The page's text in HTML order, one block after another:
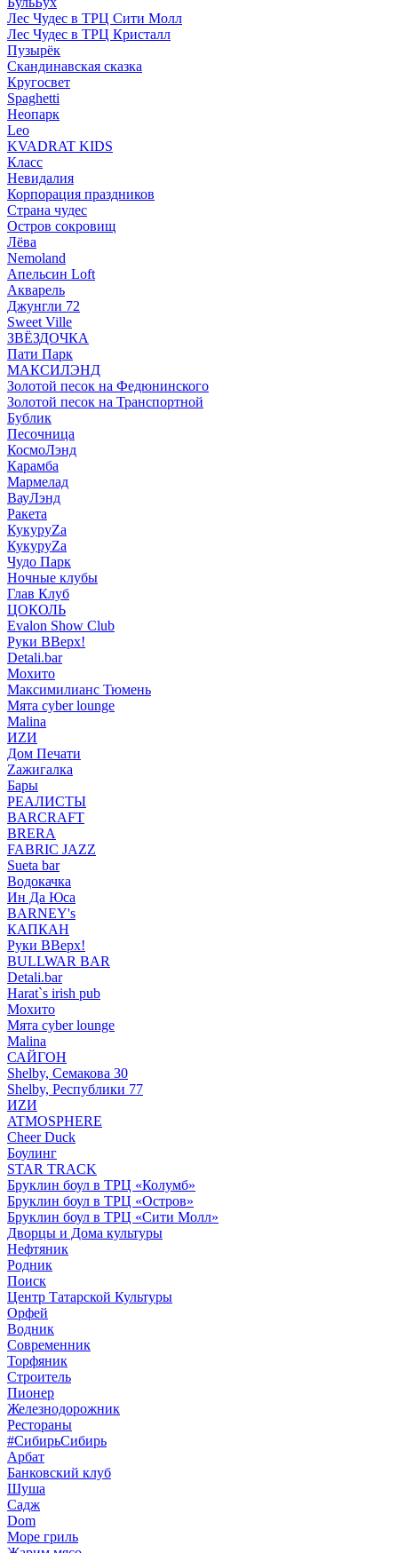
Лес Чудес в ТРЦ Сити Молл
Лес Чудес в ТРЦ Кристалл
Пузырëк
Скандинавская сказка
Кругосвет
Spaghetti
Неопарк
Leo
KVADRAT KIDS
Класс
Невидалия
Корпорация праздников
Страна чудес
Остров сокровищ
Лёва
Nemoland
Апельсин Loft
Акварель
Джунгли 72
Sweet Ville
ЗВЁЗДОЧКА
Пати Парк
МАКСИЛЭНД
Золотой песок на Федюнинского
Золотой песок на Транспортной
Бублик
Песочница
КосмоЛэнд
Карамба
Мармелад
ВауЛэнд
Ракета
КукуруZа
КукуруZа
Чудо Парк
Ночные клубы
Глав Клуб
ЦОКОЛЬ
Evalon Show Club
Руки ВВерх!
Detali.bar
Мохито
Максимилианс Тюмень
Мята cyber lounge
Malina
ИZИ
Дом Печати
Zажигалка
Бары
РЕАЛИСТЫ
BARCRAFT
BRERA
FABRIC JAZZ
Sueta bar
Водокачка
Ин Да Юса
BARNEY's
КАПКАН
Руки ВВерх!
BULLWAR BAR
Detali.bar
Harat`s irish pub
Мохито
Мята cyber lounge
Malina
САЙГОН
Shelby, Семакова 30
Shelby, Республики 77
ИZИ
ATMOSPHERE
Cheer Duck
Боулинг
STAR TRACK
Бруклин боул в ТРЦ «Колумб»
Бруклин боул в ТРЦ «Остров»
Бруклин боул в ТРЦ «Сити Молл»
Дворцы и Дома культуры
Нефтяник
Родник
Поиск
Центр Татарской Культуры
Орфей
Водник
Современник
Торфяник
Строитель
Пионер
Железнодорожник
Рестораны
#СибирьСибирь
Арбат
Банковский клуб
Шуша
Садж
Dom
Море гриль